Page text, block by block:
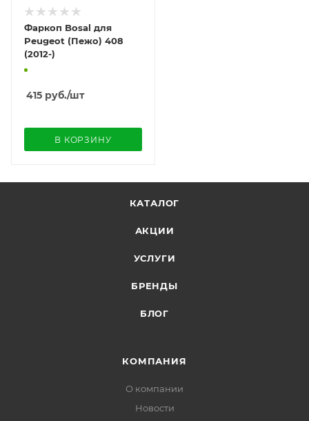
Фаркоп Bosal для
Peugeot (Пежо) 408
(2012-)
415 руб./шт
В КОРЗИНУ
КАТАЛОГ
АКЦИИ
УСЛУГИ
БРЕНДЫ
БЛОГ
КОМПАНИЯ
О компании
Новости